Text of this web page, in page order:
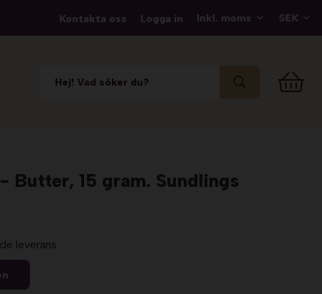
Kontakta oss Logga in
Butter, 15 gram. Sundlings
leverans